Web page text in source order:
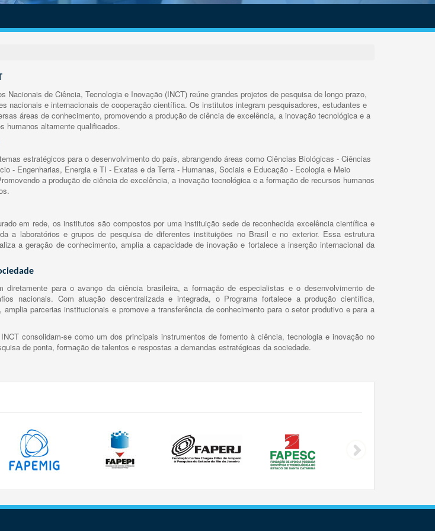
Nacionais de Ciência, Tecnologia e Inovação (INCT) reúne grandes projetos de pesquisa de longo prazo,
nacionais e internacionais de cooperação científica. Os institutos integram pesquisadores, estudantes e
áreas de conhecimento, promovendo a produção de ciência de excelência, a inovação tecnológica e a
humanos altamente qualificados.
estratégicos para o desenvolvimento do país, abrangendo áreas como Ciências Biológicas - Ciências
- Engenharias, Energia e TI - Exatas e da Terra - Humanas, Sociais e Educação - Ecologia e Meio
a produção de ciência de excelência, a inovação tecnológica e a formação de recursos humanos
em rede, os institutos são compostos por uma instituição sede de reconhecida excelência científica e
a laboratórios e grupos de pesquisa de diferentes instituições no Brasil e no exterior. Essa estrutura
a geração de conhecimento, amplia a capacidade de inovação e fortalece a inserção internacional da
diretamente para o avanço da ciência brasileira, a formação de especialistas e o desenvolvimento de
nacionais. Com atuação descentralizada e integrada, o Programa fortalece a produção científica,
amplia parcerias institucionais e promove a transferência de conhecimento para o setor produtivo e para a
consolidam-se como um dos principais instrumentos de fomento à ciência, tecnologia e inovação no
de ponta, formação de talentos e respostas a demandas estratégicas da sociedade.